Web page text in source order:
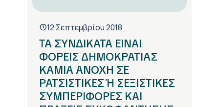
12 Σεπτεμβρίου 2018
ΤΑ ΣΥΝΔΙΚΑΤΑ ΕΙΝΑΙ
ΦΟΡΕΙΣ ΔΗΜΟΚΡΑΤΙΑΣ
ΚΑΜΙΑ ΑΝΟΧΗ ΣΕ
ΡΑΤΣΙΣΤΙΚΕΣ Ή ΣΕΞΙΣΤΙΚΕΣ
ΣΥΜΠΕΡΙΦΟΡΕΣ ΚΑΙ